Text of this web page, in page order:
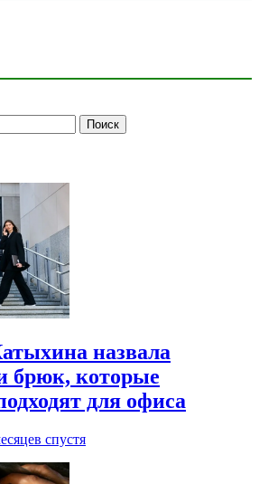
назвала
брюк, которые
для офиса
спустя